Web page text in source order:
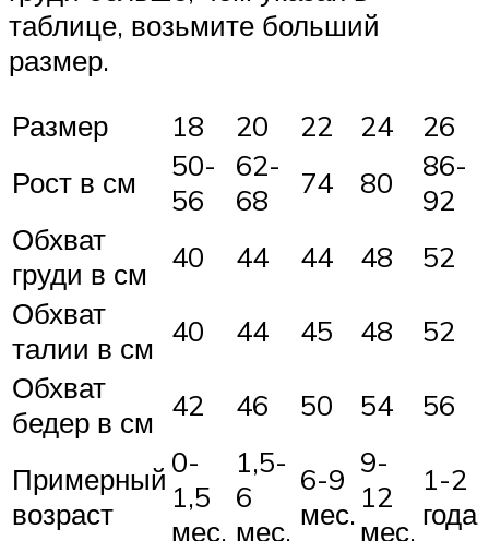
таблице, возьмите больший
размер.
Размер
18 20 22 24
26
Рост в см
50-
56
62-
68
74 80
86-
92
Обхват
груди в см
40 44 44 48
52
Обхват
талии в см 40 44 45 48
52
Обхват
бедер в см 42 46 50 54 56
Примерный
возраст
0-
1,5
мес.
1,5-
6
мес.
6-9
мес.
9-
12
мес.
1-2
года